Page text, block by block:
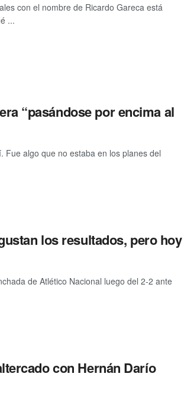
con el nombre de Ricardo Gareca está
...
“pasándose por encima al
Fue algo que no estaba en los planes del
los resultados, pero hoy
de Atlético Nacional luego del 2-2 ante
con Hernán Darío